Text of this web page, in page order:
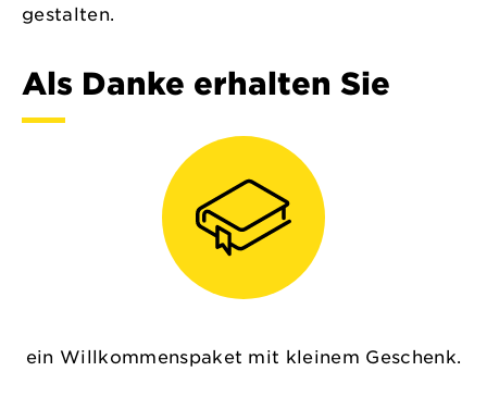
gestalten.
Als Danke erhalten Sie
ein Willkommenspaket mit kleinem Geschenk.